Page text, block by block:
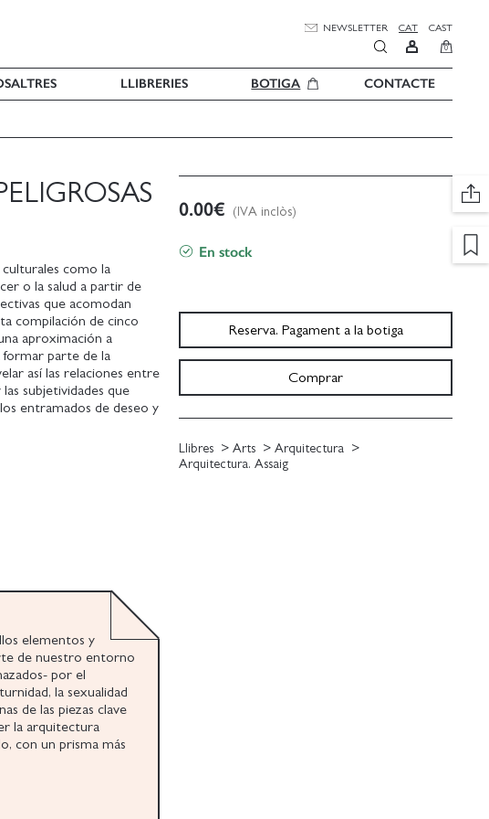
NEWSLETTER CAT CAST
0
LLIBRERIES BOTIGA CONTACTE
culturales como la
o la salud a partir de
que acomodan
compilación de cinco
aproximación a
formar parte de la
así las relaciones entre
subjetividades que
entramados de deseo y
elementos y
de nuestro entorno
por el
la sexualidad
de las piezas clave
la arquitectura
con un prisma más
0.00€ (IVA inclòs)
En stock
Reserva. Pagament a la botiga
Comprar
Llibres Arts
Arquitectura
Arquitectura. Assaig